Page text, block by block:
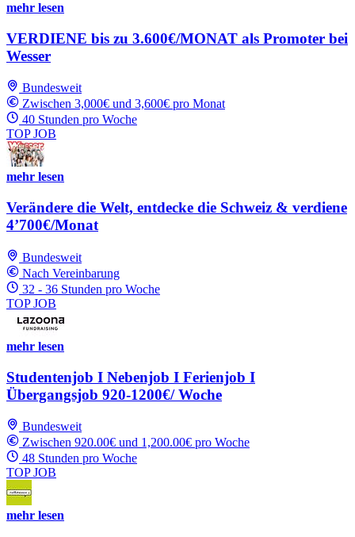
mehr lesen
VERDIENE bis zu 3.600€/MONAT als Promoter bei
Wesser
Bundesweit
Zwischen 3,000€ und 3,600€ pro Monat
40 Stunden pro Woche
TOP JOB
mehr lesen
Verändere die Welt, entdecke die Schweiz & verdiene
4’700€/Monat
Bundesweit
Nach Vereinbarung
32 - 36 Stunden pro Woche
TOP JOB
mehr lesen
Studentenjob I Nebenjob I Ferienjob I
Übergangsjob 920-1200€/ Woche
Bundesweit
Zwischen 920.00€ und 1,200.00€ pro Woche
48 Stunden pro Woche
TOP JOB
mehr lesen